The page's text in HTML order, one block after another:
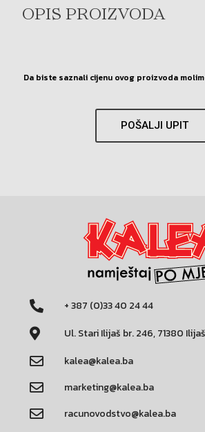
OPIS PROIZVODA
Da biste saznali cijenu ovog proizvoda
POŠALJI UPIT
+ 387 (0)33 40 24 44
Ul. Stari Ilijaš br. 246, 71380
kalea@kalea.ba
marketing@kalea.ba
racunovodstvo@kalea.ba